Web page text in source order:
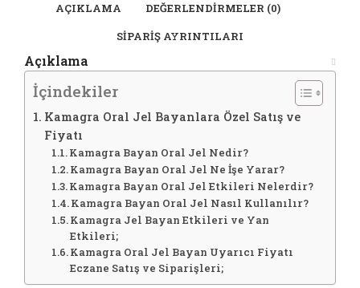
AÇIKLAMA
DEĞERLENDIRMELER (0)
SIPARIŞ AYRINTILARI
Açıklama
İçindekiler
Kamagra Oral Jel Bayanlara Özel Satış ve
Fiyatı
Kamagra Bayan Oral Jel Nedir?
Kamagra Bayan Oral Jel Ne İşe Yarar?
Kamagra Bayan Oral Jel Etkileri Nelerdir?
Kamagra Bayan Oral Jel Nasıl Kullanılır?
Kamagra Jel Bayan Etkileri ve Yan
Etkileri;
Kamagra Oral Jel Bayan Uyarıcı Fiyatı
Eczane Satış ve Siparişleri;